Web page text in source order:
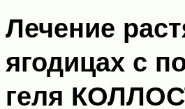
Лечение
ягодицах с
геля